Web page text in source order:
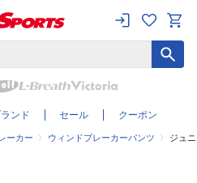
ンド セール クーポン
ーカー ウィンドブレーカーパンツ ジュ